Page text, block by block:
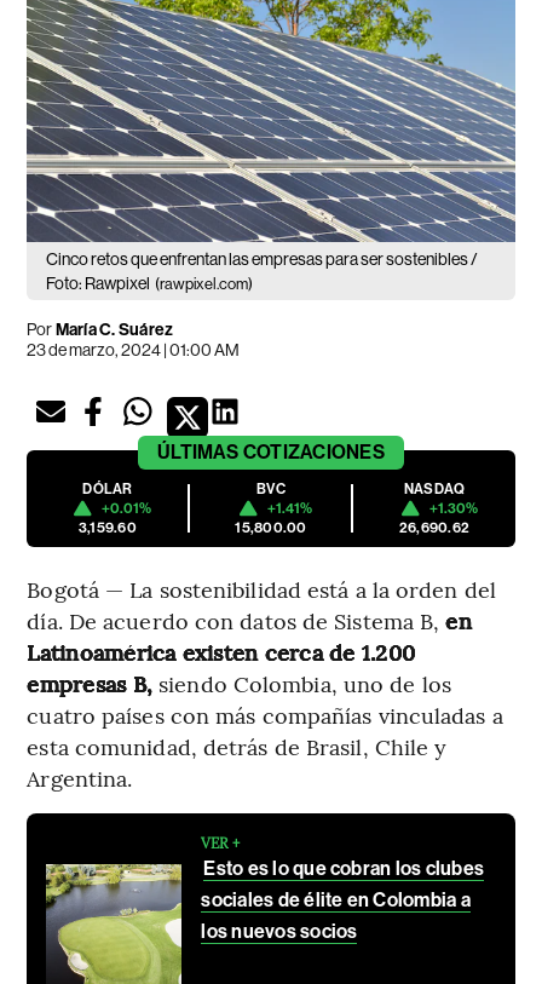
Cinco retos que enfrentan las empresas para ser sostenibles /
Foto: Rawpixel (rawpixel.com)
PorMaría C. Suárez
23 de marzo, 2024 | 01:00 AM
ÚLTIMAS COTIZACIONES
DÓLAR
+0.01%
3,159.60
BVC
+1.41%
15,800.00
NASDAQ
+1.30%
26,690.62
Bogotá — La sostenibilidad está a la orden del
día. De acuerdo con datos de Sistema B,en
Latinoamérica existen cerca de 1.200
empresas B, siendo Colombia, uno de los
cuatro países con más compañías vinculadas a
esta comunidad, detrás de Brasil, Chile y
Argentina.
VER +
Esto es lo que cobran los clubes
sociales de élite en Colombia a
los nuevos socios